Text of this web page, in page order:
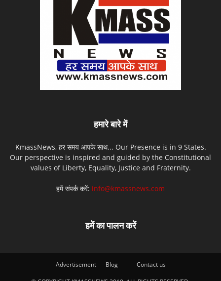
हमारे बारे में
KmassNews, हर समय आपके साथ... Our Presence is in 9 States.
Our perspective is inspired and guided by the Constitutional
values of Liberty, Equality, Justice and Fraternity.
हमें संपर्क करें: info@kmassnews.com
हमें का पालन करें
Advertisement Blog Contact us